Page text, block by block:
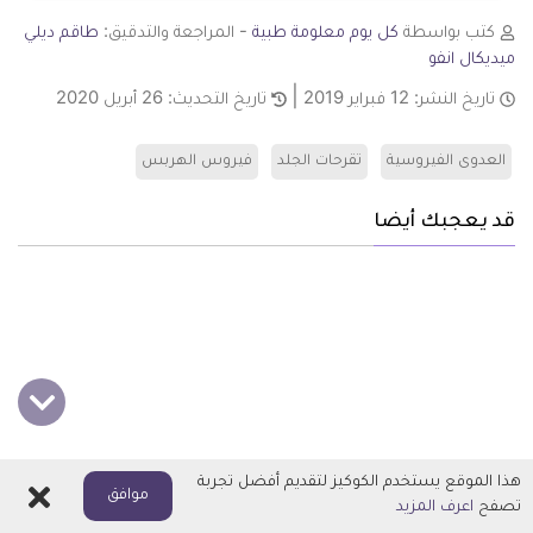
كتب بواسطة كل يوم معلومة طبية - المراجعة والتدقيق: طاقم ديلي
ميديكال انفو
تاريخ النشر: 12 فبراير 2019 تاريخ التحديث: 26 أبريل 2020
العدوى الفيروسية تقرحات الجلد فيروس الهربس
قد يعجبك أيضا
هذا الموقع يستخدم الكوكيز لتقديم أفضل تجربة
تصفح اعرف المزيد
موافق اغلاق